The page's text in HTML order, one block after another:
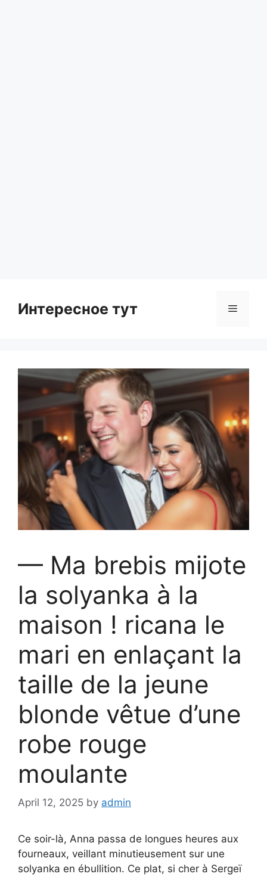
Интересное тут Menu
— Ma brebis mijote
la solyanka à la
maison ! ricana le
mari en enlaçant la
taille de la jeune
blonde vêtue d’une
robe rouge
moulante
April 12, 2025 by admin
Ce soir-là, Anna passa de longues heures aux
fourneaux, veillant minutieusement sur une
solyanka en ébullition. Ce plat, si cher à Sergeï